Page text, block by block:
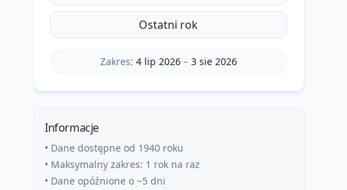
Ostatni rok
Zakres: 4 lip 2026– 3 sie 2026
Informacje
• Dane dostępne od 1940 roku
• Maksymalny zakres: 1 rok na raz
• Dane opóźnione o ~5 dni